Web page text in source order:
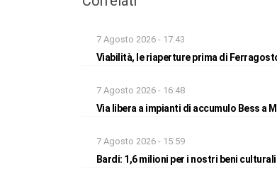
7 Agosto 2026 - 17:43
Viabilità, le riaperture prima di
7 Agosto 2026 - 16:48
Via libera a impianti di accumulo Bess a
7 Agosto 2026 - 15:59
Bardi: 1,6 milioni per i nostri beni culturali